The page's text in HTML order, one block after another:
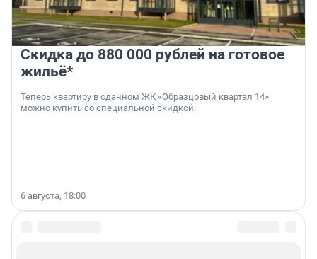
Скидка до 880 000 рублей на готовое
жильё*
Теперь квартиру в сданном ЖК «Образцовый квартал 14»
можно купить со специальной скидкой.
6 августа, 18:00